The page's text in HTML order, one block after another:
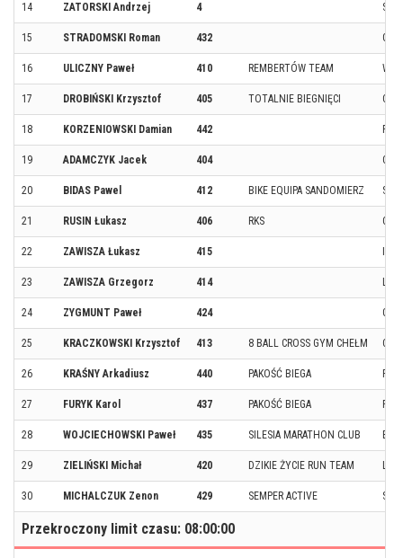
14 ZATORSKI Andrzej 4
15 STRADOMSKI Roman 432
16 ULICZNY Paweł 410 REMBERTÓW TEAM
17 DROBIŃSKI Krzysztof 405 TOTALNIE BIEGNIĘCI
18 KORZENIOWSKI Damian 442
19 ADAMCZYK Jacek 404
20 BIDAS Pawel 412 BIKE EQUIPA SANDOMIERZ
21 RUSIN Łukasz 406 RKS
22 ZAWISZA Łukasz 415
23 ZAWISZA Grzegorz 414
24 ZYGMUNT Paweł 424
25 KRACZKOWSKI Krzysztof 413 8 BALL CROSS GYM CHEŁM
26 KRAŚNY Arkadiusz 440 PAKOŚĆ BIEGA
27 FURYK Karol 437 PAKOŚĆ BIEGA
28 WOJCIECHOWSKI Paweł 435 SILESIA MARATHON CLUB
29 ZIELIŃSKI Michał 420 DZIKIE ŻYCIE RUN TEAM
30 MICHALCZUK Zenon 429 SEMPER ACTIVE
Przekroczony limit czasu: 08:00:00